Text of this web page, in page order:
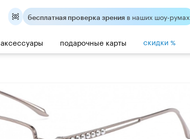
бесплатная проверка зрения в наших шоу-румах
аксессуары подарочные карты скидки %